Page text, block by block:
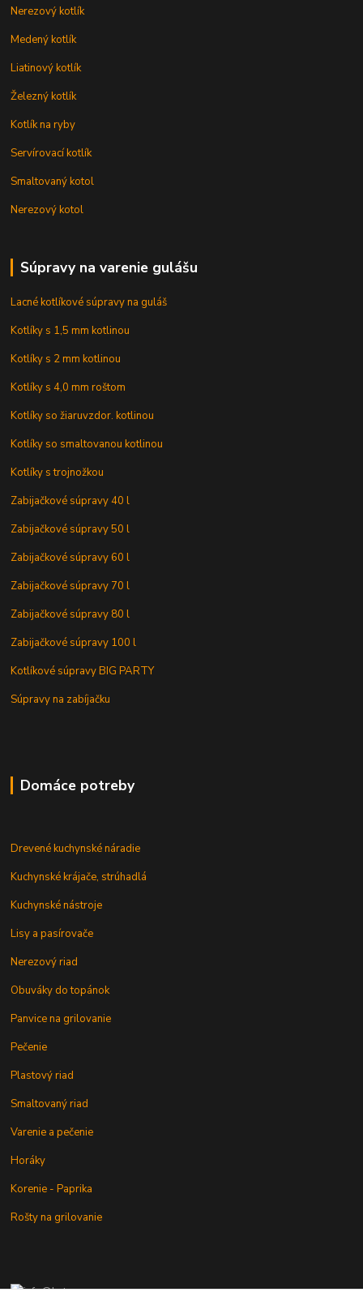
Nerezový kotlík
Medený kotlík
Liatinový kotlík
Železný kotlík
Kotlík na ryby
Servírovací kotlík
Smaltovaný kotol
Nerezový kotol
Súpravy na varenie gulášu
Lacné kotlíkové súpravy na guláš
Kotlíky s 1,5 mm kotlinou
Kotlíky s 2 mm kotlinou
Kotlíky s 4,0 mm roštom
Kotlíky so žiaruvzdor. kotlinou
Kotlíky so smaltovanou kotlinou
Kotlíky s trojnožkou
Zabijačkové súpravy 40 l
Zabijačkové súpravy 50 l
Zabijačkové súpravy 60 l
Zabijačkové súpravy 70 l
Zabijačkové súpravy 80 l
Zabijačkové súpravy 100 l
Kotlíkové súpravy BIG PARTY
Súpravy na zabíjačku
Domáce potreby
Drevené kuchynské náradie
Kuchynské krájače, strúhadlá
Kuchynské nástroje
Lisy a pasírovače
Nerezový riad
Obuváky do topánok
Panvice na grilovanie
Pečenie
Plastový riad
Smaltovaný riad
Varenie a pečenie
Horáky
Korenie - Paprika
Rošty na grilovanie
+421 902 212 007